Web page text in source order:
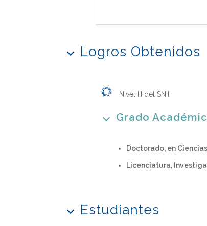
Logros Obtenidos
Nivel III del SNII
Grado
Doctorado, en Ciencias
Licenciatura,
Estudiantes